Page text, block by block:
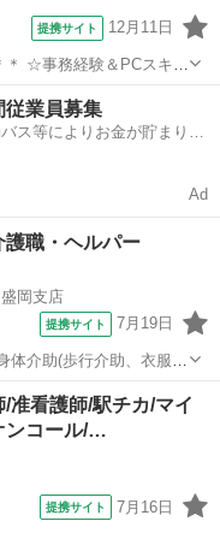
提携サイト 12月11日
ル
♪ 20代～40代の女性活躍
従業員募集
ス等によりお金が貯まりや
Ad
職・ヘルパー
岡支店
提携サイト 7月19日
浴、機械浴) ・食事配
業務全般を行います 介
准看護師/駅チカ/マイ
ンコール/…
提携サイト 7月16日